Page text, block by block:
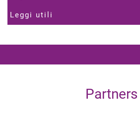
Leggi utili
Partners